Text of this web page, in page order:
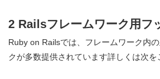
2 Railsフレームワーク用フ
Ruby on Railsでは、フレームワーク内
クが多数提供されています詳しくは次を